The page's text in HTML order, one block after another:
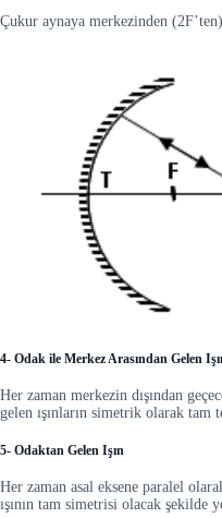
Çukur aynaya merkezinden
4- Odak ile Merkez Arasından Gelen
Her zaman merkezin dışından
gelen ışınların simetrik olarak tam
5- Odaktan Gelen Işın
Her zaman asal eksene paralel
ışının tam simetrisi olacak şekilde